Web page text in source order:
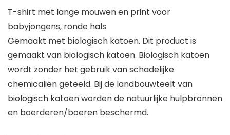
T-shirt met lange mouwen en print voor
babyjongens, ronde hals
Gemaakt met biologisch katoen. Dit product is
gemaakt van biologisch katoen. Biologisch katoen
wordt zonder het gebruik van schadelijke
chemicaliën geteeld. Bij de landbouwteelt van
biologisch katoen worden de natuurlijke hulpbronnen
en boerderen/boeren beschermd.